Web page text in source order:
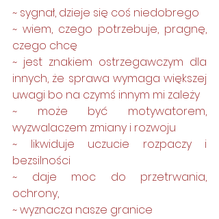
~ sygnał, dzieje się coś niedobrego
~ wiem, czego potrzebuje, pragnę,
czego chcę
~ jest znakiem ostrzegawczym dla
innych, że sprawa wymaga większej
uwagi bo na czymś innym mi zależy
~ może być motywatorem,
wyzwalaczem zmiany i rozwoju
~ likwiduje uczucie rozpaczy i
bezsilności
~ daje moc do przetrwania,
ochrony,
~ wyznacza nasze granice